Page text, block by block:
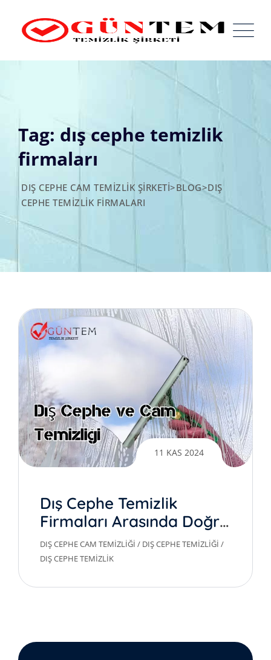
content
Tag: dış cephe temizlik
firmaları
DIŞ CEPHE CAM TEMIZLIK ŞIRKETI>BLOG>DIŞ
CEPHE TEMIZLIK FIRMALARI
11 KAS 2024
Dış Cephe Temizlik
Firmaları Arasında Doğru
Tercih
DIŞ CEPHE CAM TEMIZLIĞI / DIŞ CEPHE TEMIZLIĞI /
DIŞ CEPHE TEMIZLIK